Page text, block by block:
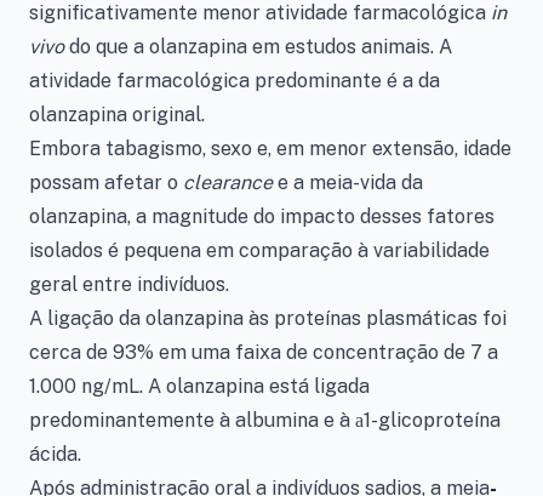
significativamente menor atividade farmacológica in
vivodo que a olanzapina em estudos animais. A
atividade farmacológica predominante é a da
olanzapina original.
Embora tabagismo, sexo e, em menor extensão, idade
possam afetar o clearancee a meia-vida da
olanzapina, a magnitude do impacto desses fatores
isolados é pequena em comparação à variabilidade
geral entre indivíduos.
A ligação da olanzapina às proteínas plasmáticas foi
cerca de 93% em uma faixa de concentração de 7 a
1.000 ng/mL. A olanzapina está ligada
predominantemente à albumina e à a1-glicoproteína
ácida.
Após administração oral a indivíduos sadios, a meia-